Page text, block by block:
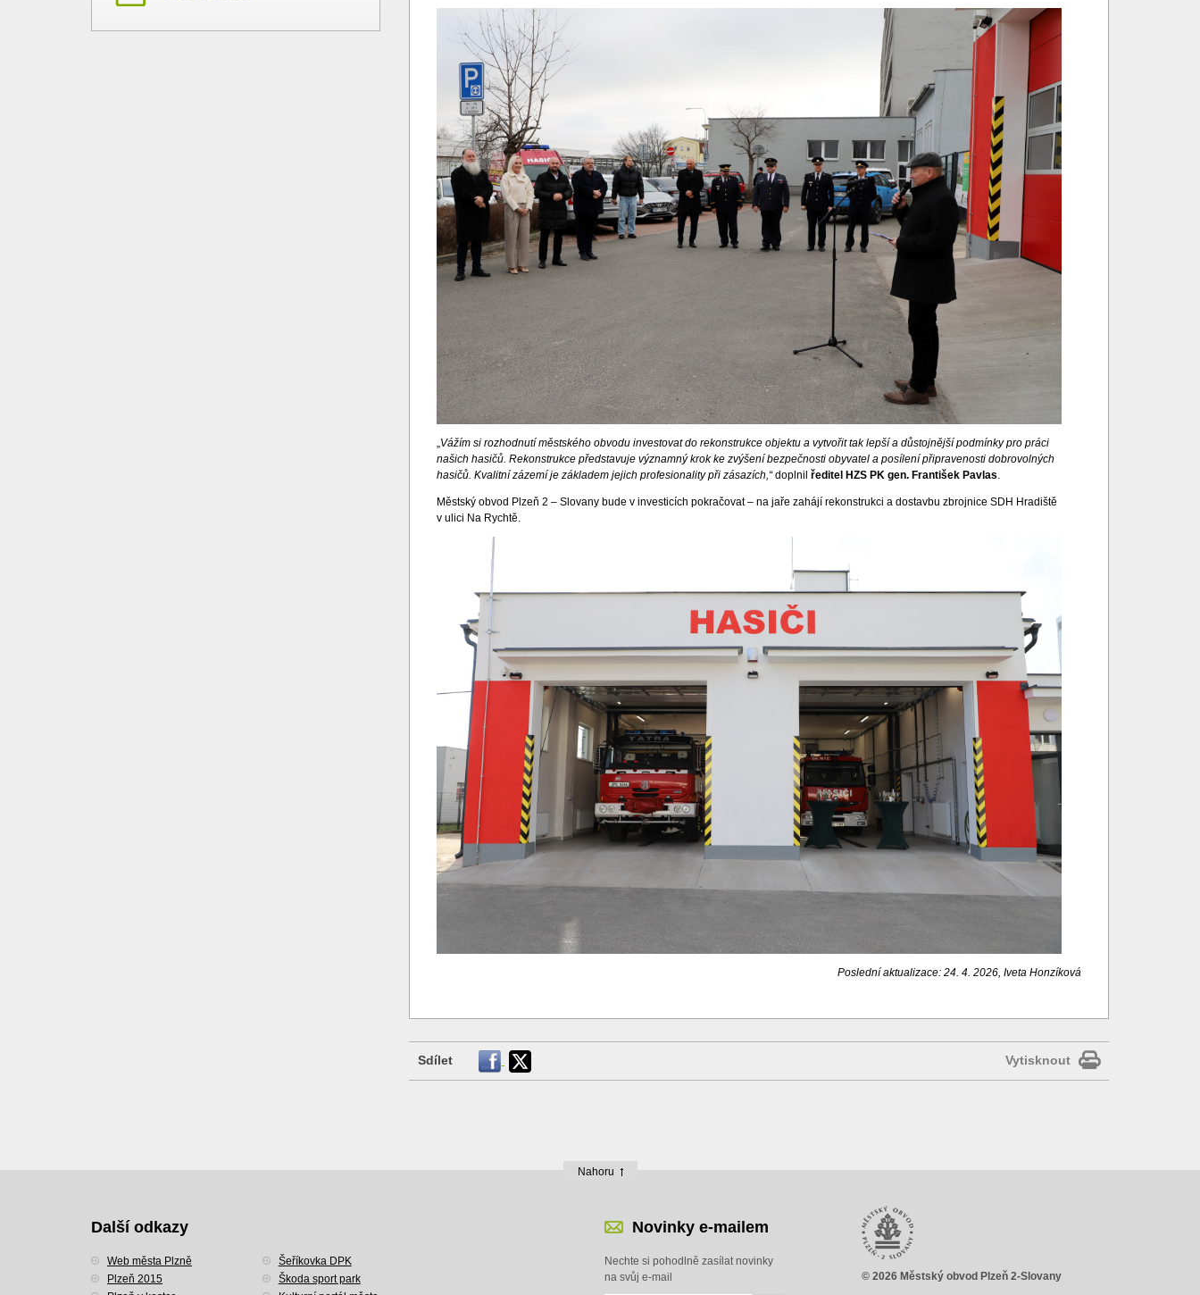
„Vážím si rozhodnutí městského obvodu investovat do rekonstrukce objektu a vytvořit tak lepší a důstojnější podmínky pro práci
našich hasičů. Rekonstrukce představuje významný krok ke zvýšení bezpečnosti obyvatel a posílení připravenosti dobrovolných
hasičů. Kvalitní zázemí je základem jejich profesionality při zásazích,“doplnilředitel HZS PK gen. František Pavlas.
Městský obvod Plzeň 2 – Slovany bude v investicích pokračovat – na jaře zahájí rekonstrukci a dostavbu zbrojnice SDH Hradiště
v ulici Na Rychtě.
Poslední aktualizace: 24. 4. 2026, Iveta Honzíková
Sdílet Vytisknout
Nahoru
Další odkazy
Web města Plzně
Plzeň 2015
Šeříkovka DPK
Škoda sport park
Novinky e-mailem
Nechte si pohodlně zasílat novinky
na svůj e-mail
© 2026 Městský obvod Plzeň 2-Slovany